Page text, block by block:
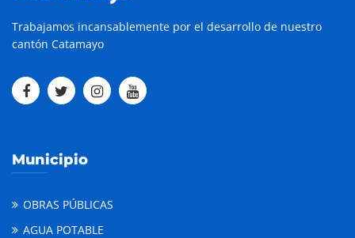
Trabajamos incansablemente por el desarrollo de nuestro
cantón Catamayo
Municipio
OBRAS PÚBLICAS
AGUA POTABLE